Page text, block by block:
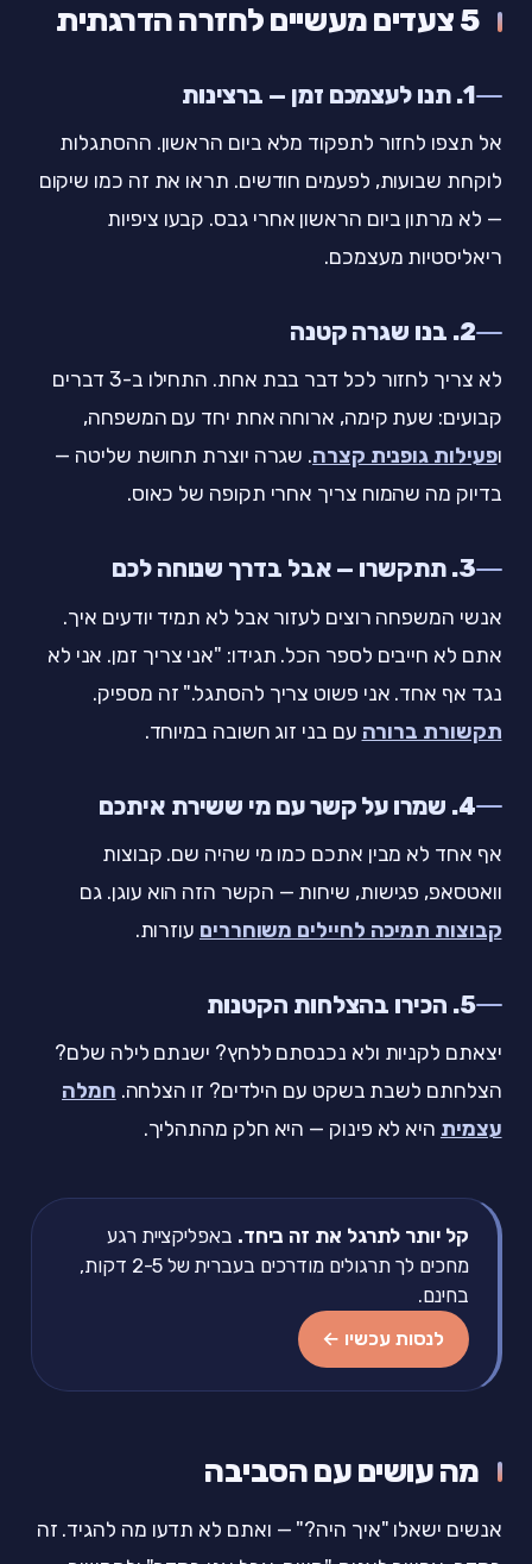
5 צעדים מעשיים לחזרה הדרגתית
1. תנו לעצמכם זמן — ברצינות
אל תצפו לחזור לתפקוד מלא ביום הראשון. ההסתגלות
לוקחת שבועות, לפעמים חודשים. תראו את זה כמו שיקום
— לא מרתון ביום הראשון אחרי גבס. קבעו ציפיות
ריאליסטיות מעצמכם.
2. בנו שגרה קטנה
לא צריך לחזור לכל דבר בבת אחת. התחילו ב-3 דברים
קבועים: שעת קימה, ארוחה אחת יחד עם המשפחה,
ופעילות גופנית קצרה. שגרה יוצרת תחושת שליטה —
בדיוק מה שהמוח צריך אחרי תקופה של כאוס.
3. תתקשרו — אבל בדרך שנוחה לכם
אנשי המשפחה רוצים לעזור אבל לא תמיד יודעים איך.
אתם לא חייבים לספר הכל. תגידו: "אני צריך זמן. אני לא
נגד אף אחד. אני פשוט צריך להסתגל." זה מספיק.
תקשורת ברורה עם בני זוג חשובה במיוחד.
4. שמרו על קשר עם מי ששירת איתכם
אף אחד לא מבין אתכם כמו מי שהיה שם. קבוצות
וואטסאפ, פגישות, שיחות — הקשר הזה הוא עוגן. גם
קבוצות תמיכה לחיילים משוחררים עוזרות.
5. הכירו בהצלחות הקטנות
יצאתם לקניות ולא נכנסתם ללחץ? ישנתם לילה שלם?
הצלחתם לשבת בשקט עם הילדים? זו הצלחה. חמלה
עצמית היא לא פינוק — היא חלק מהתהליך.
קל יותר לתרגל את זה ביחד. באפליקציית רגע
מחכים לך תרגולים מודרכים בעברית של 2-5 דקות,
בחינם.
לנסות עכשיו ←
מה עושים עם הסביבה
אנשים ישאלו "איך היה?" — ואתם לא תדעו מה להגיד. זה